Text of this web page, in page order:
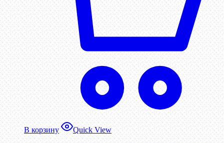
В корзину Quick View